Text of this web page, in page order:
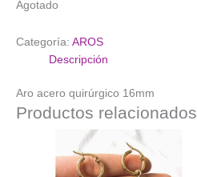
Agotado
Categoría: AROS
Descripción
Aro acero quirúrgico 16mm
Productos relacionados